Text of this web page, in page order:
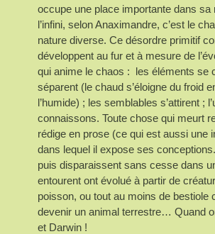
occupe une place importante dans
l’infini, selon Anaximandre, c’est le
nature diverse. Ce désordre primitif
développent au fur et à mesure de
qui anime le chaos : les éléments se
séparent (le chaud s’éloigne du froid
l’humide) ; les semblables s’attirent ;
connaissons. Toute chose qui meurt
rédige en prose (ce qui est aussi une
dans lequel il expose ses
puis disparaissent sans cesse dans
entourent ont évolué à partir de
poisson, ou tout au moins de bestiole
devenir un animal terrestre… Quand
et Darwin !